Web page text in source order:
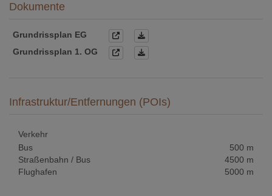
Dokumente
Grundrissplan EG
Grundrissplan 1. OG
Infrastruktur/Entfernungen (POIs)
Verkehr
Bus
500 m
Straßenbahn / Bus
4500 m
Flughafen
5000 m